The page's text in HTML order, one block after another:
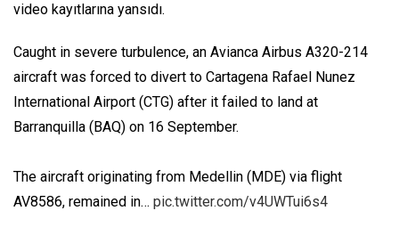
video kayıtlarına yansıdı.
Caught in severe turbulence, an Avianca Airbus A320-214
aircraft was forced to divert to Cartagena Rafael Nunez
International Airport (CTG) after it failed to land at
Barranquilla (BAQ) on 16 September.
The aircraft originating from Medellin (MDE) via flight
AV8586, remained in… pic.twitter.com/v4UWTui6s4